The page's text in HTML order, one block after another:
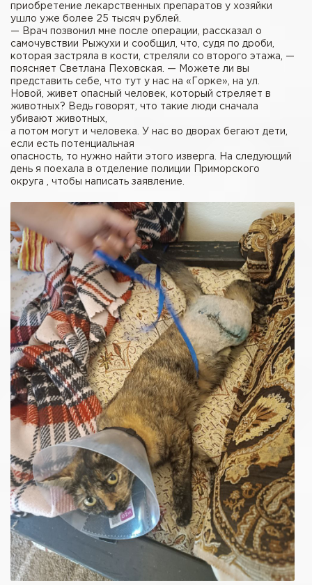
приобретение лекарственных препаратов у хозяйки
ушло уже более 25 тысяч рублей.
— Врач позвонил мне после операции, рассказал о
самочувствии Рыжухи и сообщил, что, судя по дроби,
которая застряла в кости, стреляли со второго этажа, —
поясняет Светлана Пеховская. — Можете ли вы
представить себе, что тут у нас на «Горке», на ул.
Новой, живет опасный человек, который стреляет в
животных? Ведь говорят, что такие люди сначала
убивают животных,
а потом могут и человека. У нас во дворах бегают дети,
если есть потенциальная
опасность, то нужно найти этого изверга. На следующий
день я поехала в отделение полиции Приморского
округа , чтобы написать заявление.